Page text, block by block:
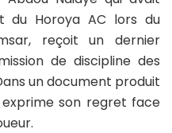
du Horoya AC lors du
reçoit un dernier
de discipline des
un document produit
son regret face